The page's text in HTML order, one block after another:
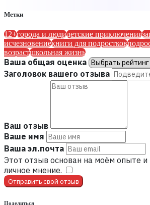
Метки
12+города и людидетские приключения
исчезновениекниги для подростков
возрастшкольная жизнь
Ваша общая оценка
Заголовок вашего отзыва
Ваш отзыв
Ваше имя
Ваша эл.почта
Этот отзыв основан на моём опыте
личное мнение.
Отправить свой отзыв
Поделиться